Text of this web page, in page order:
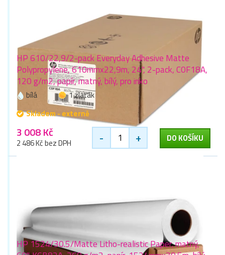
HP 610/22,9/2-pack Everyday Adhesive Matte
Polypropylene, 610mmx22,9m, 24", 2-pack, C0F18A,
120 g/m2, papír, matný, bílý, pro inko
bílá
1 zlaťák
Skladem - externě
3 008 Kč
2 486 Kč bez DPH - + DO KOŠÍKU
HP 1524/30.5/Matte Litho-realistic Paper, matný,